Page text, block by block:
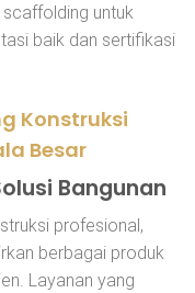
untuk
baik dan sertifikasi
Konstruksi
Besar
Bangunan
profesional,
berbagai produk
Layanan yang